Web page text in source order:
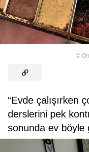
©
“Evde çalışırken
derslerini pek
sonunda ev böyle